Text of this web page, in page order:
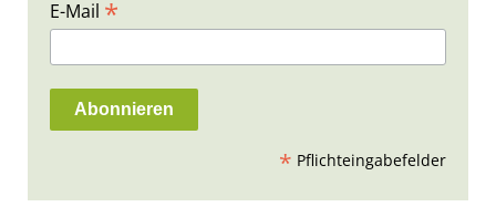
E-Mail *
* Pflichteingabefelder